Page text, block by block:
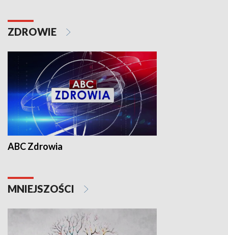
ZDROWIE
ABC Zdrowia
MNIEJSZOŚCI